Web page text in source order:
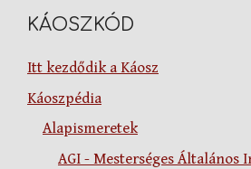
KÁOSZKÓD
Itt kezdődik a Káosz
Káoszpédia
Alapismeretek
AGI - Mesterséges Általános